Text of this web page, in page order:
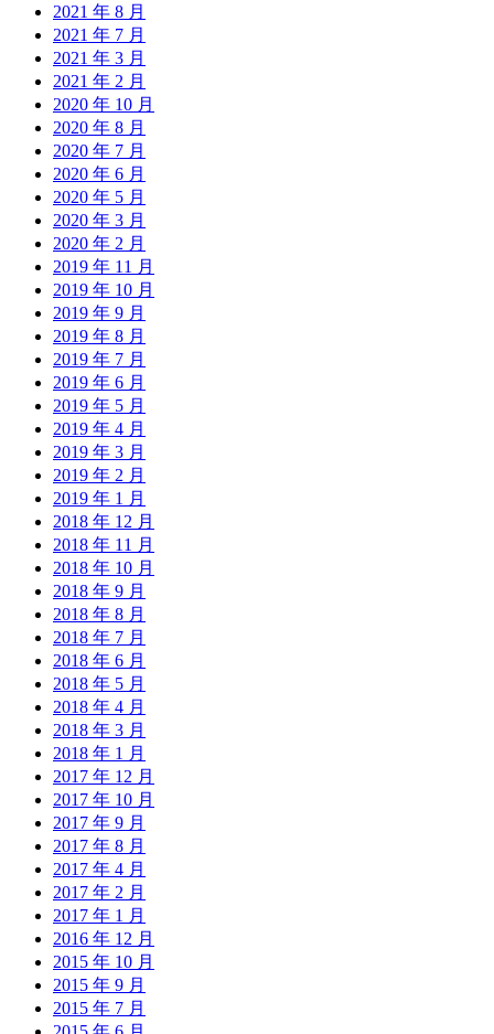
2021 年 8 月
2021 年 7 月
2021 年 3 月
2021 年 2 月
2020 年 10 月
2020 年 8 月
2020 年 7 月
2020 年 6 月
2020 年 5 月
2020 年 3 月
2020 年 2 月
2019 年 11 月
2019 年 10 月
2019 年 9 月
2019 年 8 月
2019 年 7 月
2019 年 6 月
2019 年 5 月
2019 年 4 月
2019 年 3 月
2019 年 2 月
2019 年 1 月
2018 年 12 月
2018 年 11 月
2018 年 10 月
2018 年 9 月
2018 年 8 月
2018 年 7 月
2018 年 6 月
2018 年 5 月
2018 年 4 月
2018 年 3 月
2018 年 1 月
2017 年 12 月
2017 年 10 月
2017 年 9 月
2017 年 8 月
2017 年 4 月
2017 年 2 月
2017 年 1 月
2016 年 12 月
2015 年 10 月
2015 年 9 月
2015 年 7 月